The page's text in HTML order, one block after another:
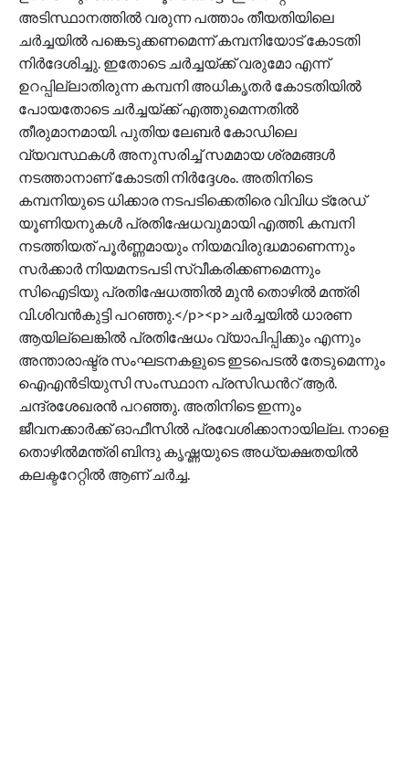
അടിസ്ഥാനത്തിൽ വരുന്ന പത്താം തീയതിയിലെ
ചർച്ചയിൽ പങ്കെടുക്കണമെന്ന് കമ്പനിയോട് കോടതി
നിർദേശിച്ചു. ഇതോടെ ചർച്ചയ്ക്ക് വരുമോ എന്ന്
ഉറപ്പില്ലാതിരുന്ന കമ്പനി അധികൃതർ കോടതിയിൽ
പോയതോടെ ചർച്ചയ്ക്ക് എത്തുമെന്നതിൽ
തീരുമാനമായി. പുതിയ ലേബർ കോഡിലെ
വ്യവസ്ഥകൾ അനുസരിച്ച് സമമായ ശ്രമങ്ങൾ
നടത്താനാണ് കോടതി നിർദ്ദേശം. അതിനിടെ
കമ്പനിയുടെ ധിക്കാര നടപടിക്കെതിരെ വിവിധ ട്രേഡ്
യൂണിയനുകൾ പ്രതിഷേധവുമായി എത്തി. കമ്പനി
നടത്തിയത് പൂർണ്ണമായും നിയമവിരുദ്ധമാണെന്നും
സർക്കാർ നിയമനടപടി സ്വീകരിക്കണമെന്നും
സിഐടിയു പ്രതിഷേധത്തിൽ മുൻ തൊഴിൽ മന്ത്രി
വി.ശിവൻകുട്ടി പറഞ്ഞു.</p><p>ചർച്ചയിൽ ധാരണ
ആയില്ലെങ്കിൽ പ്രതിഷേധം വ്യാപിപ്പിക്കും എന്നും
അന്താരാഷ്ട്ര സംഘടനകളുടെ ഇടപെടൽ തേടുമെന്നും
ഐഎൻടിയുസി സംസ്ഥാന പ്രസിഡൻറ് ആർ.
ചന്ദ്രശേഖരൻ പറഞ്ഞു. അതിനിടെ ഇന്നും
ജീവനക്കാർക്ക് ഓഫീസിൽ പ്രവേശിക്കാനായില്ല. നാളെ
തൊഴിൽമന്ത്രി ബിന്ദു കൃഷ്ണയുടെ അധ്യക്ഷതയിൽ
കലക്ടറേറ്റിൽ ആണ് ചർച്ച.